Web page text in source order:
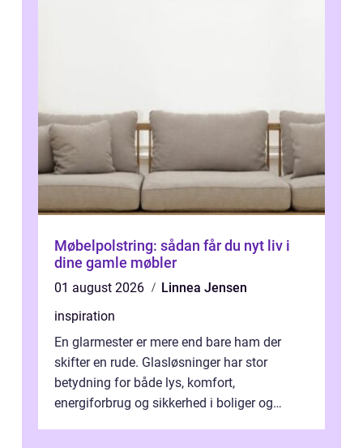
Møbelpolstring: sådan får du nyt liv i
dine gamle møbler
01 august 2026
Linnea Jensen
inspiration
En glarmester er mere end bare ham der
skifter en rude. Glasløsninger har stor
betydning for både lys, komfort,
energiforbrug og sikkerhed i boliger og